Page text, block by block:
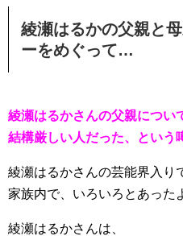
綾瀬はるかの父親と
ーをめぐって…
綾瀬はるかさんの父親につい
結構厳しい人だった、という
綾瀬はるかさんの芸能界入り
家族内で、いろいろとあった
綾瀬はるかさんは、